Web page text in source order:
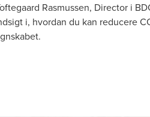
Rasmussen, Director i
i, hvordan du kan reducere